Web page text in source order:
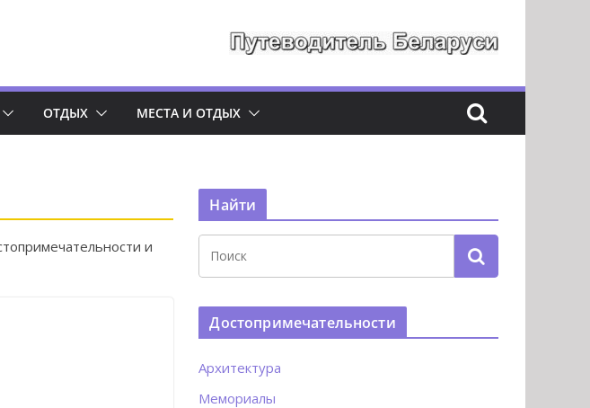
ОТДЫХ МЕСТА И ОТДЫХ
и
Найти
Достопримечательности
Архитектура
Мемориалы